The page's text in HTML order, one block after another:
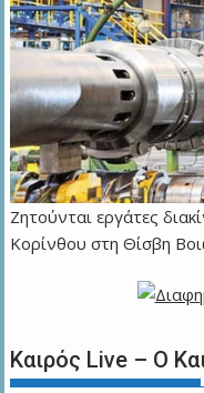
Ζητούνται εργάτες
Κορίνθου στη Θίσβη
Καιρός Live – Ο